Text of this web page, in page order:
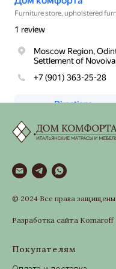
© 2024 Все права защищены
Разработка сайта Komaroff
Покупателям